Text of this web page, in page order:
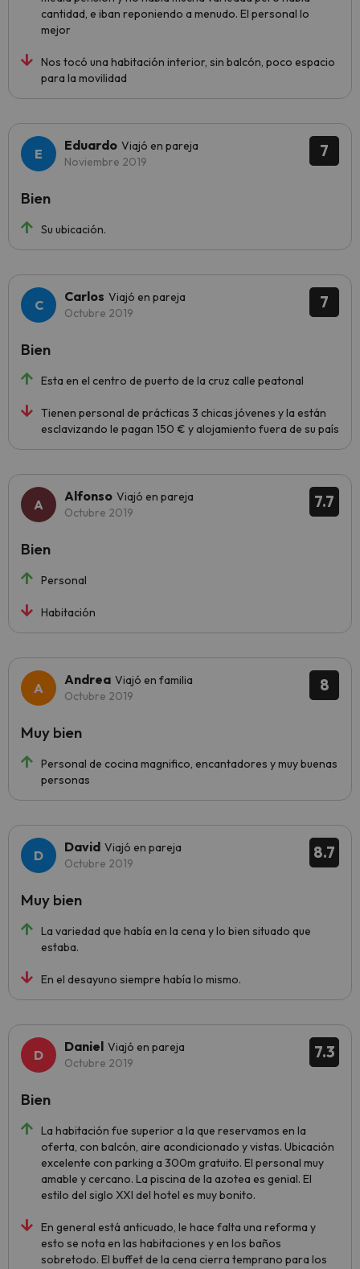
cantidad, e iban reponiendo a menudo. El personal lo
mejor
Nos tocó una habitación interior, sin balcón, poco espacio
para la movilidad
7
Eduardo Viajó en pareja
Noviembre 2019
Su ubicación.
Bien
7
Carlos Viajó en pareja
Octubre 2019
Esta en el centro de puerto de la cruz calle peatonal
Tienen personal de prácticas 3 chicas jóvenes y la están
esclavizando le pagan 150 € y alojamiento fuera de su país
Bien
7.7
Alfonso Viajó en pareja
Octubre 2019
Personal
Habitación
Bien
8
Andrea Viajó en familia
Octubre 2019
Personal de cocina magnifico, encantadores y muy buenas
personas
Muy bien
8.7
David Viajó en pareja
Octubre 2019
La variedad que había en la cena y lo bien situado que
estaba.
En el desayuno siempre había lo mismo.
Muy bien
7.3
Daniel Viajó en pareja
Octubre 2019
La habitación fue superior a la que reservamos en la
oferta, con balcón, aire acondicionado y vistas. Ubicación
excelente con parking a 300m gratuito. El personal muy
amable y cercano. La piscina de la azotea es genial. El
estilo del siglo XXI del hotel es muy bonito.
En general está anticuado, le hace falta una reforma y
esto se nota en las habitaciones y en los baños
sobretodo. El buffet de la cena cierra temprano para los
Bien